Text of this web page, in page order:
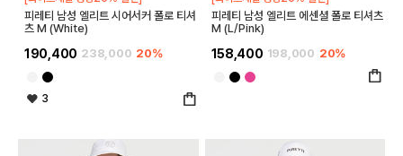
피레티 남성 엘리트 시어서커 폴로 티셔
츠 M (White)
190,400 238,000 20%
3
피레티 남성 엘리트 에센셜 폴로 티셔츠
M (L/Pink)
158,400 198,000 20%